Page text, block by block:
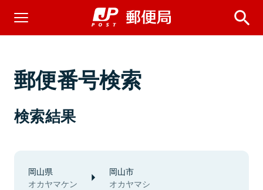
郵便番号検索
検索結果
岡山県
オカヤマケン
岡山市
オカヤマシ